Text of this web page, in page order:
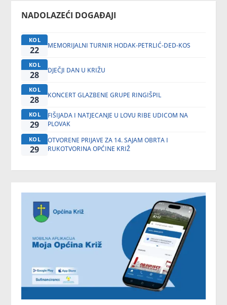
NADOLAZEĆI DOGAĐAJI
KOL
22 MEMORIJALNI TURNIR HODAK-PETRLIĆ-DED-KOS
KOL
28 DJEČJI DAN U KRIŽU
KOL
28 KONCERT GLAZBENE GRUPE RINGIŠPIL
KOL
29
FIŠIJADA I NATJECANJE U LOVU RIBE UDICOM NA
PLOVAK
KOL
29
OTVORENE PRIJAVE ZA 14. SAJAM OBRTA I
RUKOTVORINA OPĆINE KRIŽ